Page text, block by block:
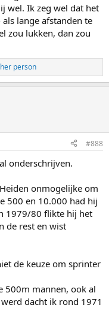
wel. Ik zeg wel dat het
lange afstanden te
zou lukken, dan zou
person
#888
onderschrijven.
onmogelijke om
500 en 10.000 had hij
1979/80 flikte hij het
de rest en wist
de keuze om sprinter
500m mannen, ook al
dacht ik rond 1971